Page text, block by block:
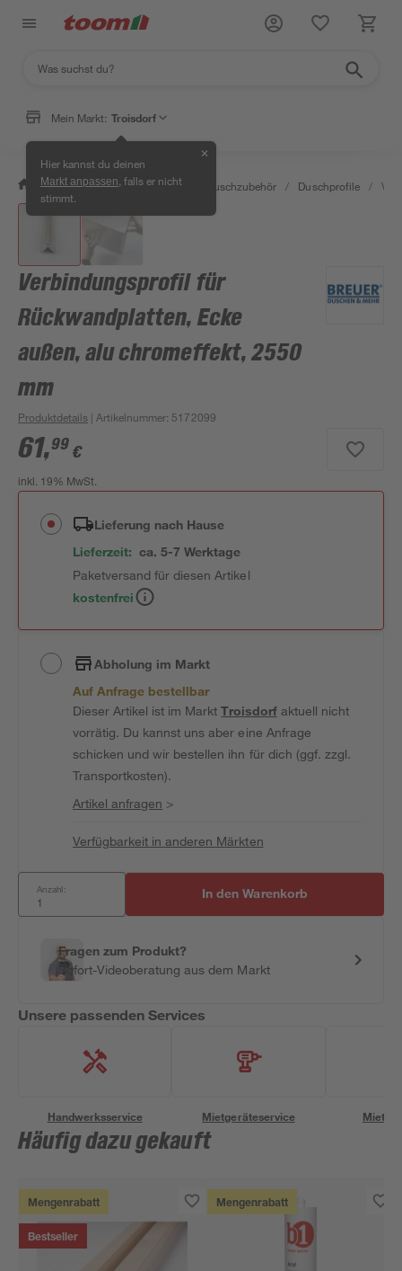
Mein Markt: Troisdorf
Hier kannst du deinen
Markt anpassen , falls er nicht
stimmt.
✕
/ Bad & Sanitär / Duschen Duschzubehör / Duschprofile /
Verbindungsprofil für
Rückwandplatten, Ecke
außen, alu chromeffekt, 2550
mm
Produktdetails | Artikelnummer: 5172099
61,99 €
inkl. 19% MwSt.
Lieferung nach Hause
Lieferzeit: ca. 5-7 Werktage
Paketversand für diesen Artikel
kostenfrei
Abholung im Markt
Auf Anfrage bestellbar
Dieser Artikel ist im MarktTroisdorfaktuell nicht
vorrätig. Du kannst uns aber eine Anfrage
schicken und wir bestellen ihn für dich (ggf. zzgl.
Transportkosten).
Artikel anfragen >
Verfügbarkeit in anderen Märkten
Anzahl: In den Warenkorb
Fragen zum Produkt?
Sofort-Videoberatung aus dem Markt
Unsere passenden Services
Handwerksservice Mietgeräteservice
Häufig dazu gekauft
Mengenrabatt
Bestseller
Mengenrabatt